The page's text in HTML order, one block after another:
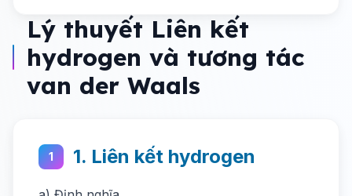
Lý thuyết Liên kết
hydrogen và tương tác
van der Waals
1 1. Liên kết hydrogen